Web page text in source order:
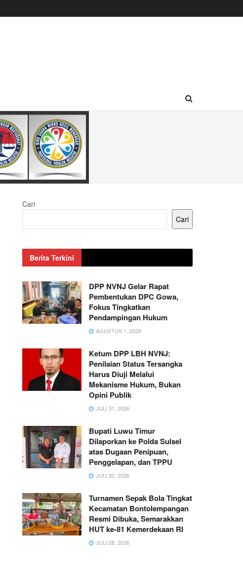
Cari
Cari
Berita Terkini
DPP NVNJ Gelar Rapat
Pembentukan DPC Gowa,
Fokus Tingkatkan
Pendampingan Hukum
AGUSTUS 1, 2026
Ketum DPP LBH NVNJ:
Penilaian Status Tersangka
Harus Diuji Melalui
Mekanisme Hukum, Bukan
Opini Publik
JULI 31, 2026
Bupati Luwu Timur
Dilaporkan ke Polda Sulsel
atas Dugaan Penipuan,
Penggelapan, dan TPPU
JULI 30, 2026
Turnamen Sepak Bola Tingkat
Kecamatan Bontolempangan
Resmi Dibuka, Semarakkan
HUT ke-81 Kemerdekaan RI
JULI 28, 2026